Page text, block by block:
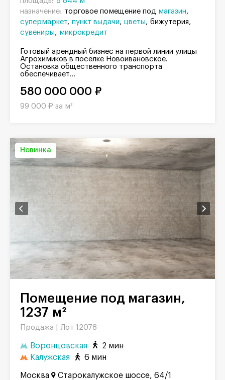
назначение: торговое помещение под магазин
супермаркет пункт выдачи цветы
бижутерия
сувениры
микрокредит
Готовый арендный бизнес на первой линии улицы
Агрохимиков в посёлке Новоивановское.
Остановка общественного транспорта
обеспечивает...
580 000 000 ₽
99 000 ₽ за м²
Новинка
Помещение под магазин,
1237 м²
Продажа | Лот 12078
Воронцовская
2 мин
Калужская
6 мин
Москва Старокалужское шоссе, 64/1